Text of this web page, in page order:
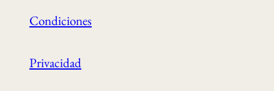
Condiciones
Privacidad